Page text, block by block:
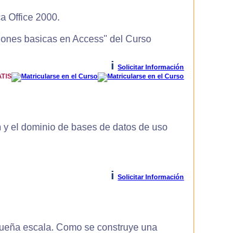
Office 2000.
basicas en Access" del Curso
i
Solicitar Información
el dominio de bases de datos de uso
i Solicitar Información
escala. Como se construye una